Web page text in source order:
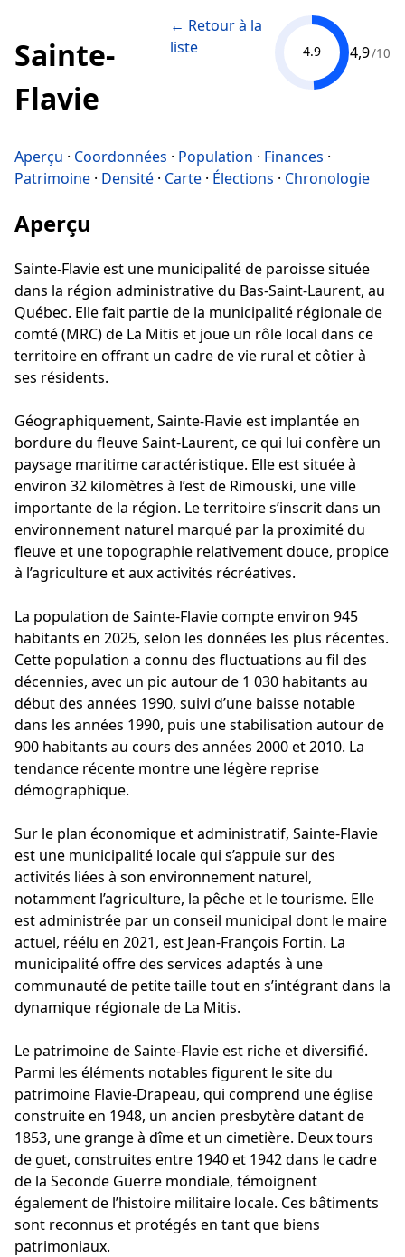
Sainte-
Flavie
← Retour à la
liste
4.9 4,9/10
Aperçu · Coordonnées · Population · Finances ·
Patrimoine · Densité · Carte · Élections · Chronologie
Aperçu
Sainte-Flavie est une municipalité de paroisse située
dans la région administrative du Bas-Saint-Laurent, au
Québec. Elle fait partie de la municipalité régionale de
comté (MRC) de La Mitis et joue un rôle local dans ce
territoire en offrant un cadre de vie rural et côtier à
ses résidents.
Géographiquement, Sainte-Flavie est implantée en
bordure du fleuve Saint-Laurent, ce qui lui confère un
paysage maritime caractéristique. Elle est située à
environ 32 kilomètres à l’est de Rimouski, une ville
importante de la région. Le territoire s’inscrit dans un
environnement naturel marqué par la proximité du
fleuve et une topographie relativement douce, propice
à l’agriculture et aux activités récréatives.
La population de Sainte-Flavie compte environ 945
habitants en 2025, selon les données les plus récentes.
Cette population a connu des fluctuations au fil des
décennies, avec un pic autour de 1 030 habitants au
début des années 1990, suivi d’une baisse notable
dans les années 1990, puis une stabilisation autour de
900 habitants au cours des années 2000 et 2010. La
tendance récente montre une légère reprise
démographique.
Sur le plan économique et administratif, Sainte-Flavie
est une municipalité locale qui s’appuie sur des
activités liées à son environnement naturel,
notamment l’agriculture, la pêche et le tourisme. Elle
est administrée par un conseil municipal dont le maire
actuel, réélu en 2021, est Jean-François Fortin. La
municipalité offre des services adaptés à une
communauté de petite taille tout en s’intégrant dans la
dynamique régionale de La Mitis.
Le patrimoine de Sainte-Flavie est riche et diversifié.
Parmi les éléments notables figurent le site du
patrimoine Flavie-Drapeau, qui comprend une église
construite en 1948, un ancien presbytère datant de
1853, une grange à dîme et un cimetière. Deux tours
de guet, construites entre 1940 et 1942 dans le cadre
de la Seconde Guerre mondiale, témoignent
également de l’histoire militaire locale. Ces bâtiments
sont reconnus et protégés en tant que biens
patrimoniaux.